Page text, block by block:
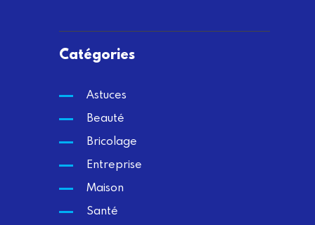
Catégories
Astuces
Beauté
Bricolage
Entreprise
Maison
Santé